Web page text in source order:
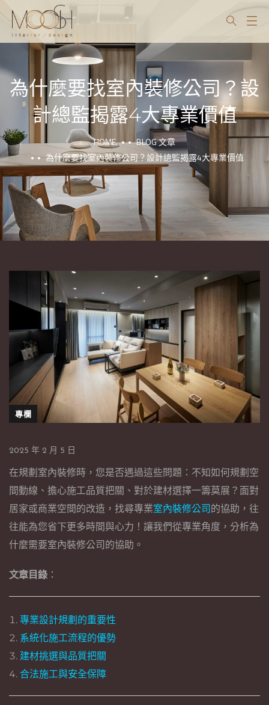
為什麼要找室內裝修公司？設
計總監揭露4大專業價值
HOME
BLOG 文章
為什麼要找室內裝修公司？設計總監揭露4大專業價值
專欄
2025 年 2 月 5 日
在規劃室內裝修時，您是否遇過這些問題：不知如何規劃空
間動線、擔心施工品質把關、對於建材選擇一籌莫展？面對
居家或商業空間的改造，找尋專業室內裝修公司 的協助，往
往能為您省下更多時間與心力！讓我們從專業角度，分析為
什麼需要室內裝修公司的協助。
文章目錄 ：
專業設計規劃的重要性
系統化施工流程的優勢
建材挑選與品質把關
合法施工與安全保障